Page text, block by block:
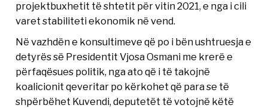
projektbuxhetit të shtetit për vitin 2021, e nga i cili
varet stabiliteti ekonomik në vend.
Në vazhdën e konsultimeve që po i bën ushtruesja e
detyrës së Presidentit Vjosa Osmani me krerë e
përfaqësues politik, nga ato që i të takojnë
koalicionit qeveritar po kërkohet që para se të
shpërbëhet Kuvendi, deputetët të votojnë këtë